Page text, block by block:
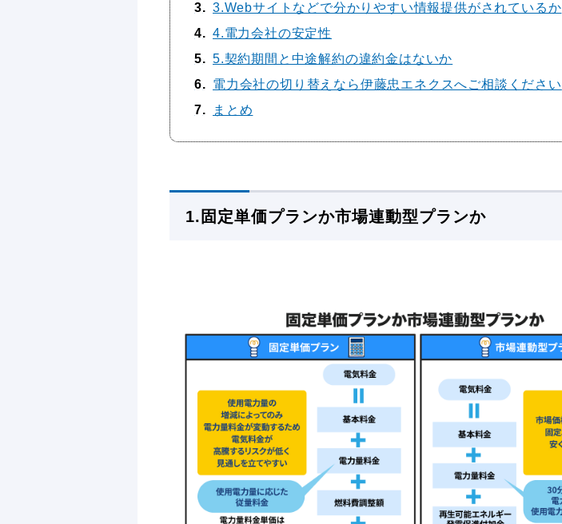
3
3.Webサイトなどで分かりやすい情報提供がされているか
4
4.電力会社の安定性
5
5.契約期間と中途解約の違約金はないか
6
電力会社の切り替えなら伊藤忠エネクスへご相談ください
7
まとめ
1. 固定単価プランか市場連動型プランか